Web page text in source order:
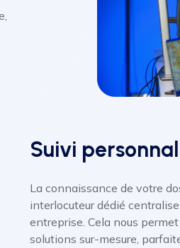
Suivi
La connaissance de votre
interlocuteur dédié
entreprise. Cela nous
solutions sur-mesure,